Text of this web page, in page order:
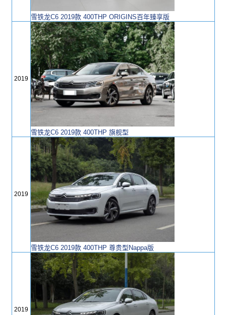
雪铁龙C6 2019款 400THP ORIGINS百年臻享版
2019
雪铁龙C6 2019款 400THP 旗舰型
2019
雪铁龙C6 2019款 400THP 尊贵型Nappa版
2019